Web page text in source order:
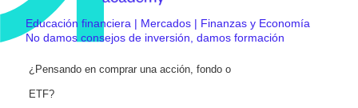
Educación financiera | Mercados | Finanzas y Economía
No damos consejos de inversión, damos formación
¿Pensando en comprar una acción, fondo o
ETF?